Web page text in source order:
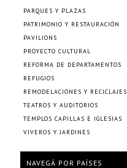
PARQUES Y PLAZAS
PATRIMONIO Y RESTAURACIÓN
PAVILIONS
PROYECTO CULTURAL
REFORMA DE DEPARTAMENTOS
REFUGIOS
REMODELACIONES Y RECICLAJES
TEATROS Y AUDITORIOS
TEMPLOS CAPILLAS E IGLESIAS
VIVEROS Y JARDINES
NAVEGÁ POR PAÍSES